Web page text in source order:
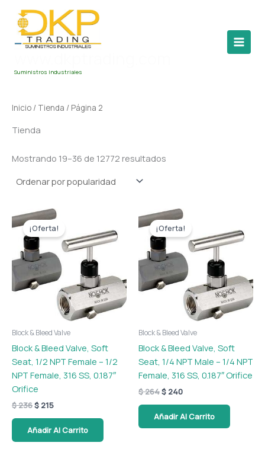
contenido
Suministros Industriales
Inicio / Tienda / Página 2
Tienda
Mostrando 19–36 de 12772 resultados
¡Oferta!
Block & Bleed Valve
Block & Bleed Valve, Soft
Seat, 1/2 NPT Female – 1/2
NPT Female, 316 SS, 0.187″
Orifice
$236
El
precio
original
era:
$ 236.
$ 215
El
actual
es:
$ 215.
Añadir Al Carrito
¡Oferta!
Block & Bleed Valve
Block & Bleed Valve, Soft
Seat, 1/4 NPT Male – 1/4 NPT
Female, 316 SS, 0.187″ Orifice
$264
El
precio
original
era:
$ 264.
$ 240
El
actual
es:
$ 240.
Añadir Al Carrito